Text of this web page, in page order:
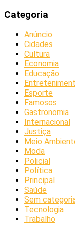
Categoria
Anúncio
Cidades
Cultura
Economia
Educação
Esporte
Famosos
Gastronomia
Internacional
Justiça
Meio
Moda
Policial
Política
Principal
Saúde
Sem
Tecnologia
Trabalho